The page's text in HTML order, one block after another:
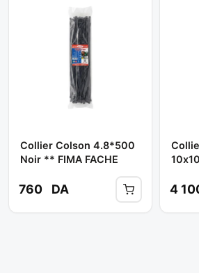
Collier Colson 4.8*500
Noir ** FIMA FACHE
760 DA 4